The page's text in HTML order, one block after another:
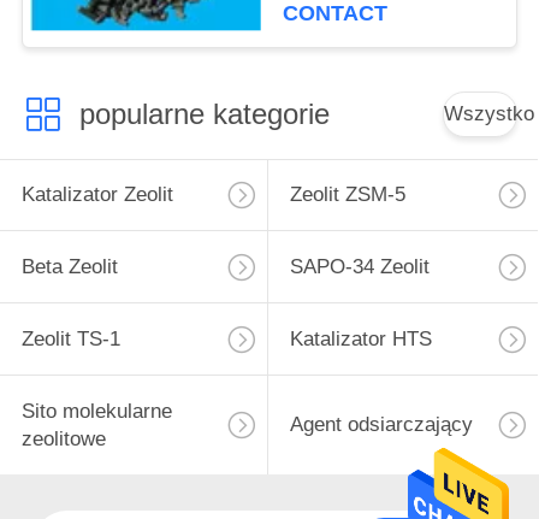
CONTACT
popularne kategorie Wszystko
Katalizator Zeolit Zeolit ​​ZSM-5
Beta Zeolit SAPO-34 Zeolit
Zeolit ​​TS-1 Katalizator HTS
Sito molekularne
zeolitowe
Agent odsiarczający